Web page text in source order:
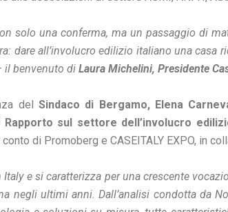
solo una conferma, ma un passaggio di
dare all’involucro edilizio italiano una casa
il benvenuto di Laura Michelini, Presidente
del Sindaco di Bergamo, Elena
Rapporto sul settore dell’involucro
di Promoberg e CASEITALY EXPO, in
e si caratterizza per una crescente
negli ultimi anni. Dall’analisi condotta da